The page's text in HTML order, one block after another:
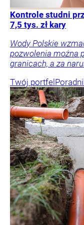
Kontrole studni
7,5 tys. zł kary
Wody Polskie
pozwolenia można
granicach, a za
Twój portfel